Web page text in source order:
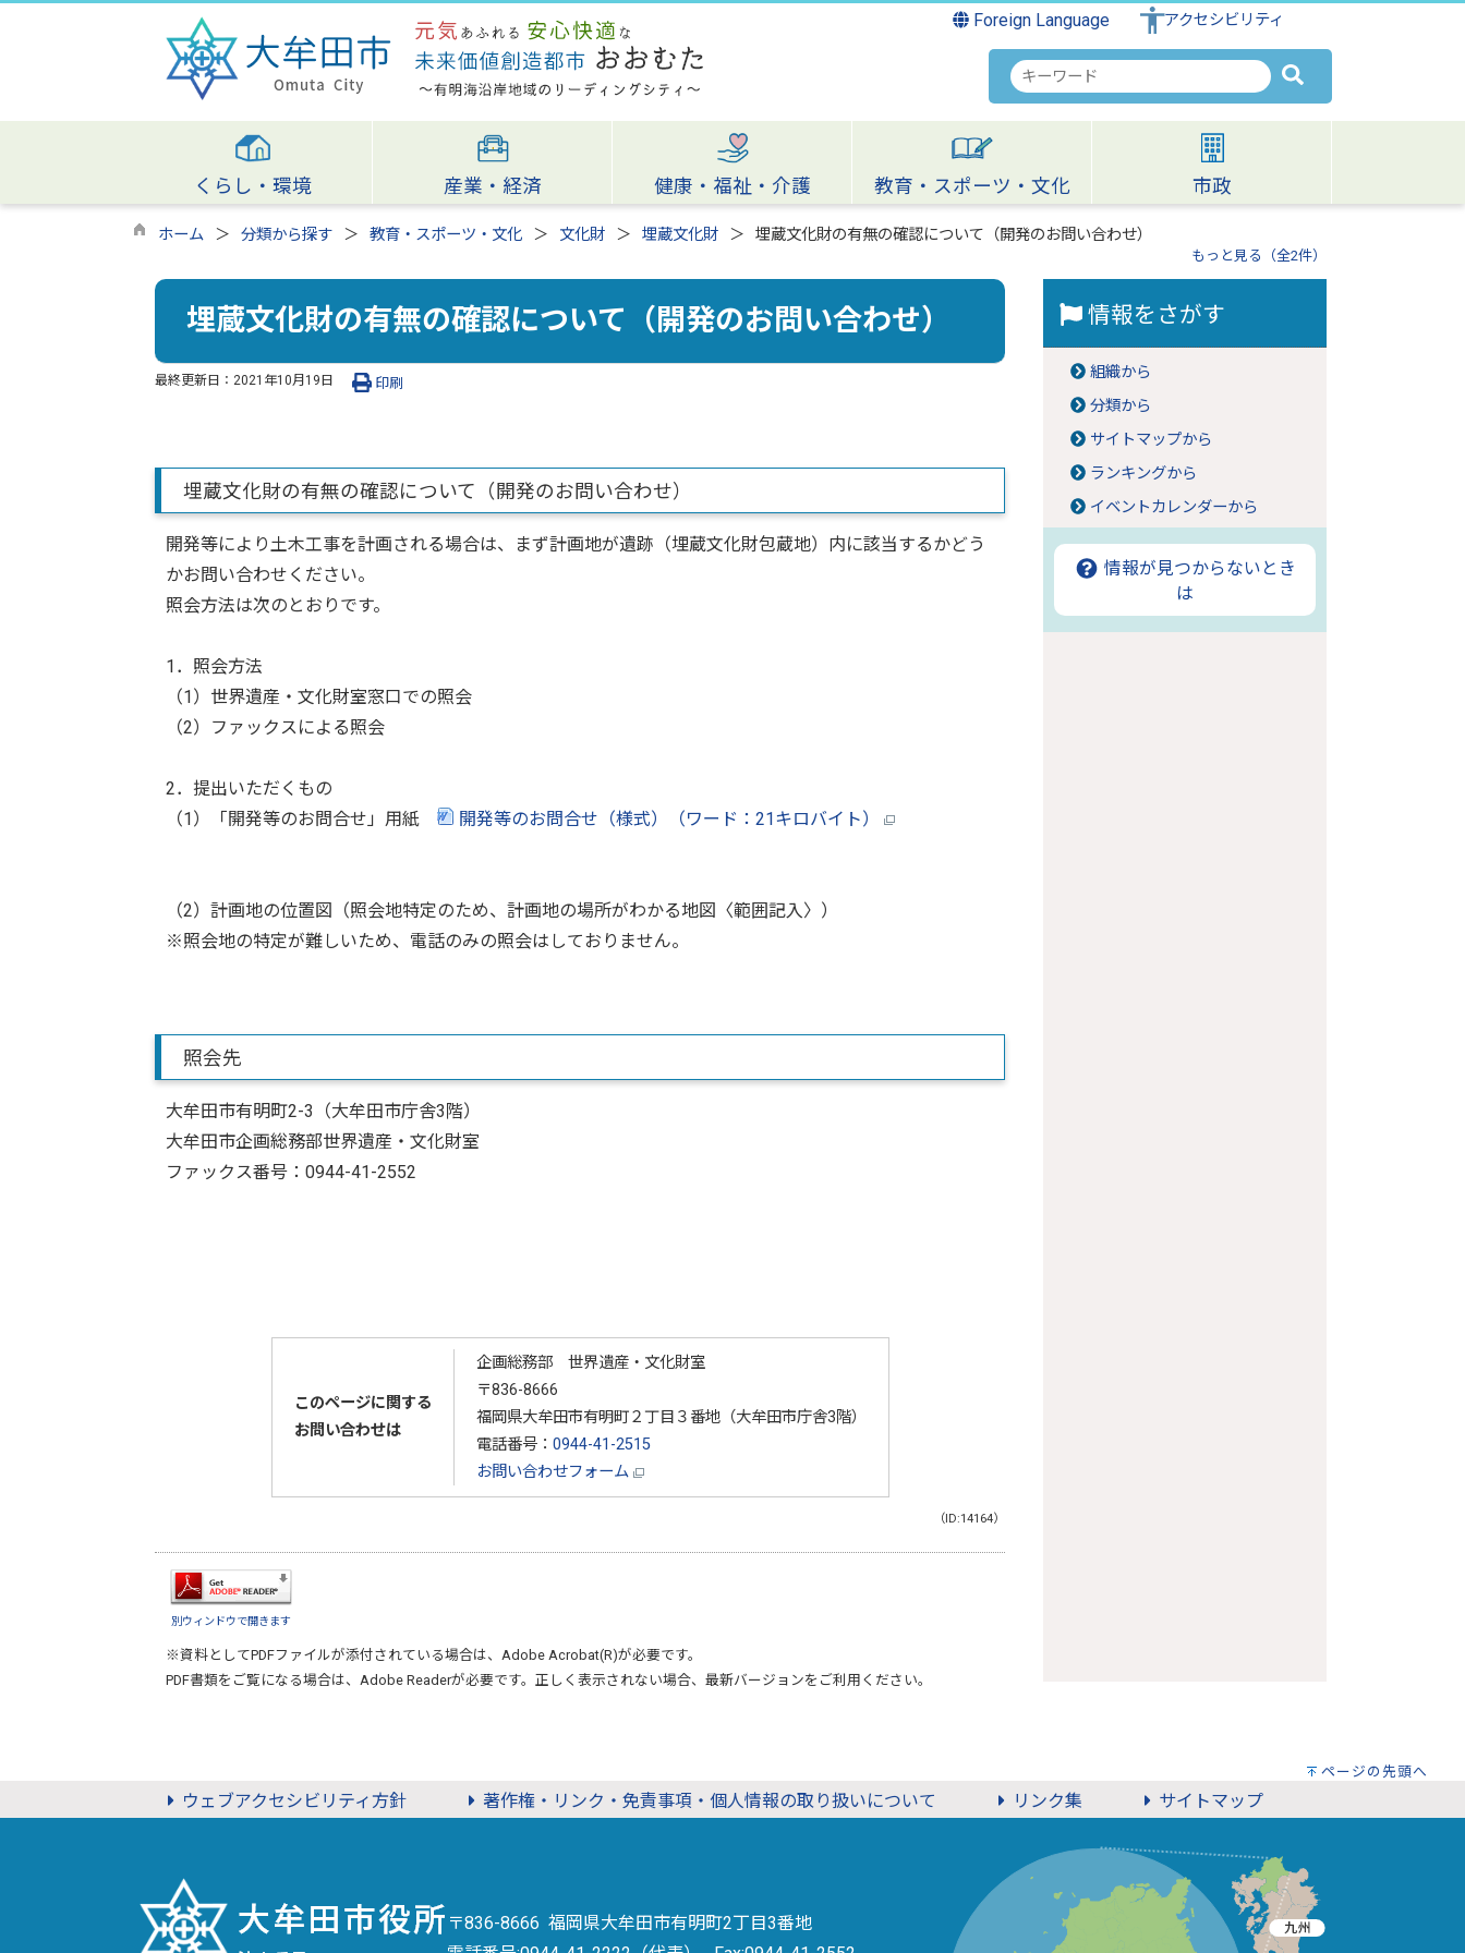
Foreign Language アクセシビリティ
検
索
キ
ワ
ー
ド
くらし・環境 産業・経済 健康・福祉・介護 教育・スポーツ・文化 市政
ホーム 分類から探す 教育・スポーツ・文化 文化財 埋蔵文化財 埋蔵文化財の有無の確認について（開発のお問い合わせ）
もっと見る（全2件）
埋蔵文化財の有無の確認について（開発のお問い合わせ）
最終更新日： 2021年10月19日 印刷
埋蔵文化財の有無の確認について（開発のお問い合わせ）
開発等により土木工事を計画される場合は、まず計画地が遺跡（埋蔵文化財包蔵地）内に該当するかどう
かお問い合わせください。
照会方法は次のとおりです。
1．照会方法
（1）世界遺産・文化財室窓口での照会
（2）ファックスによる照会
2．提出いただくもの
（1）「開発等のお問合せ」用紙
開発等のお問合せ（様式）（ワード：21キロバイト）
（2）計画地の位置図（照会地特定のため、計画地の場所がわかる地図〈範囲記入〉）
※照会地の特定が難しいため、電話のみの照会はしておりません。
照会先
大牟田市有明町2-3（大牟田市庁舎3階）
大牟田市企画総務部世界遺産・文化財室
ファックス番号：0944-41-2552
このページに関する
お問い合わせは
企画総務部 世界遺産・文化財室
〒836-8666
福岡県大牟田市有明町２丁目３番地（大牟田市庁舎3階）
電話番号： 0944-41-2515
お問い合わせフォーム
（ID:14164）
別ウィンドウで開きます
※資料としてPDFファイルが添付されている場合は、 Adobe Acrobat(R)が必要です。
PDF書類をご覧になる場合は、 Adobe Readerが必要です。正しく表示されない場合、最新バージョンをご利用ください。
情報をさがす
組織から
分類から
サイトマップから
ランキングから
イベントカレンダーから
情報が見つからないとき
は
ページの先頭へ
ウェブアクセシビリティ方針 著作権・リンク・免責事項・個人情報の取り扱いについて リンク集 サイトマップ
〒836-8666 福岡県大牟田市有明町2丁目3番地